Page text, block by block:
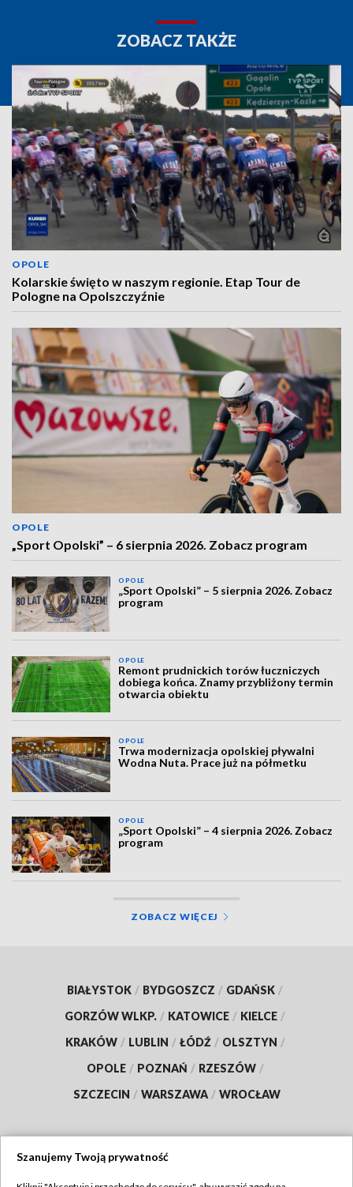
ZOBACZ TAKŻE
OPOLE
Kolarskie święto w naszym regionie. Etap Tour de
Pologne na Opolszczyźnie
OPOLE
„Sport Opolski” – 6 sierpnia 2026. Zobacz program
OPOLE
„Sport Opolski” – 5 sierpnia 2026. Zobacz
program
OPOLE
Remont prudnickich torów łuczniczych
dobiega końca. Znamy przybliżony termin
otwarcia obiektu
OPOLE
Trwa modernizacja opolskiej pływalni
Wodna Nuta. Prace już na półmetku
OPOLE
„Sport Opolski” – 4 sierpnia 2026. Zobacz
program
ZOBACZ WIĘCEJ
BIAŁYSTOK / BYDGOSZCZ / GDAŃSK /
GORZÓW WLKP. / KATOWICE / KIELCE /
KRAKÓW / LUBLIN / ŁÓDŹ / OLSZTYN /
OPOLE / POZNAŃ / RZESZÓW /
SZCZECIN / WARSZAWA / WROCŁAW
Szanujemy Twoją prywatność